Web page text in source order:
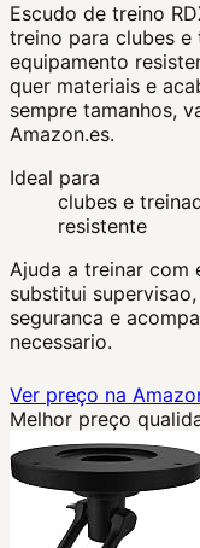
Escudo de treino
treino para clubes e
equipamento
quer materiais e
sempre tamanhos,
Amazon.es.
Ideal para
clubes e
resistente
Ajuda a treinar com
substitui
seguranca e
necessario.
Ver preço na
Melhor preço